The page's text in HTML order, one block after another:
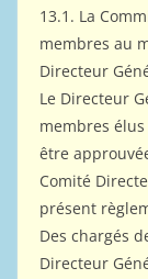
13.1. La
membres au
Directeur
Le Directeur
membres
être
Comité
présent
Des chargés
Directeur